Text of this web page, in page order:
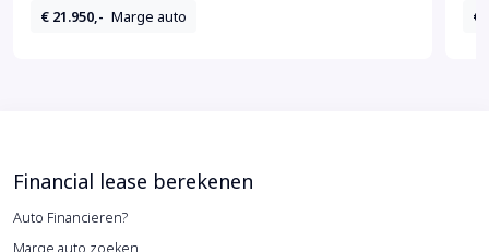
€ 21.950,- Marge auto €
Financial lease berekenen
Auto Financieren?